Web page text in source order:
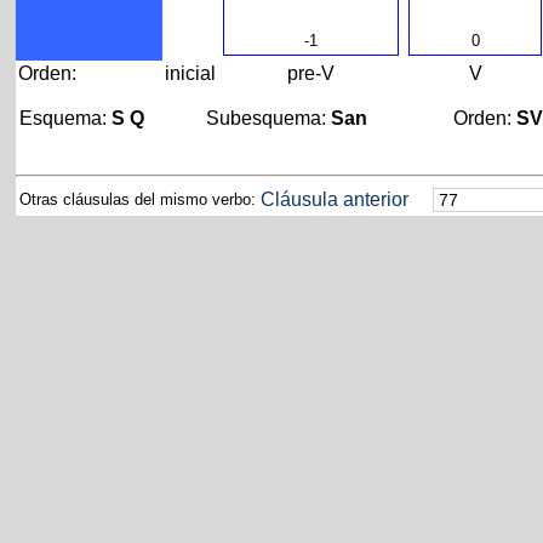
-1 0
Orden: inicial pre-V V
Esquema: S Q Subesquema:San Orden:SV
Otras cláusulas del mismo verbo: Cláusula anterior